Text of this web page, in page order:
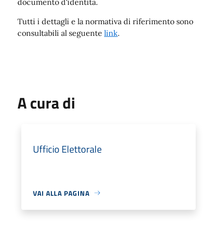
Tutti i dettagli e la normativa di riferimento sono
consultabili al seguente link.
A cura di
Ufficio Elettorale
VAI ALLA PAGINA